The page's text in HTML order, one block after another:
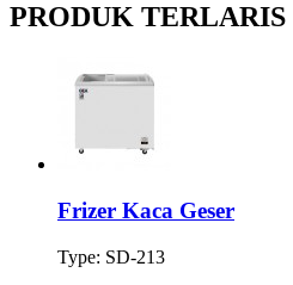
PRODUK TERLARIS
Frizer Kaca Geser
Type: SD-213